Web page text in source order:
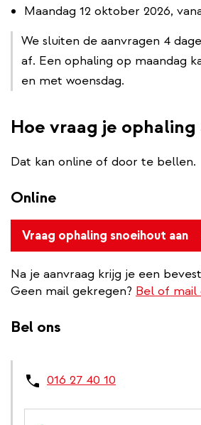
Maandag 12 oktober 2026,
We sluiten de aanvragen 4
af. Een ophaling op maandag
en met woensdag.
Hoe vraag je ophaling
Dat kan online of door te bellen.
Online
Vraag ophaling snoeihout aan
Na je aanvraag krijg je een
Geen mail gekregen? Bel of mail
Bel ons
016 27 40 10